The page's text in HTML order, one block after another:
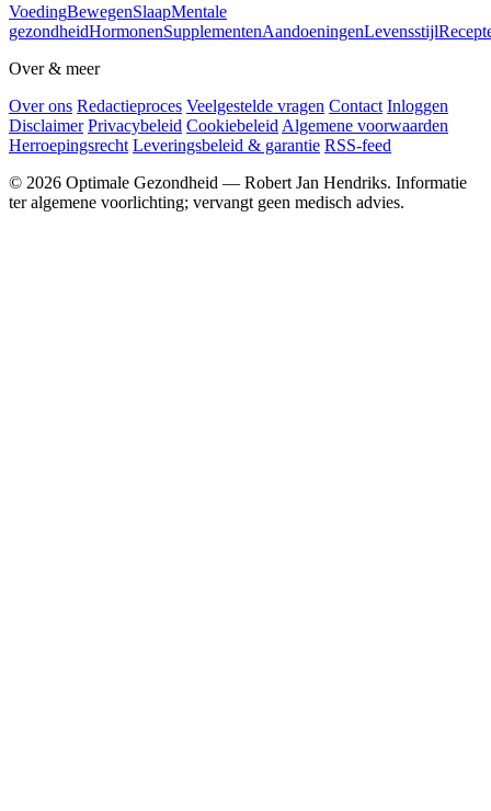
VoedingBewegenSlaapMentale
gezondheidHormonenSupplementenAandoeningenLevensstijl
Over & meer
Over ons Redactieproces Veelgestelde vragen Contact Inloggen
Disclaimer Privacybeleid Cookiebeleid Algemene voorwaarden
Herroepingsrecht Leveringsbeleid & garantie RSS-feed
© 2026 Optimale Gezondheid — Robert Jan Hendriks. Informatie
ter algemene voorlichting; vervangt geen medisch advies.